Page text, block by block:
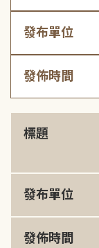
發布單位
發佈時間
標題
發布單位
發佈時間